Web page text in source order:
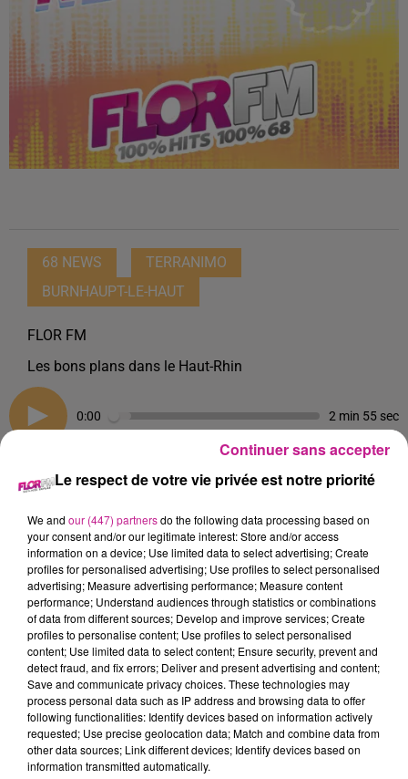
68 NEWS
TERRANIMO
BURNHAUPT-LE-HAUT
FLOR FM
Les bons plans dans le Haut-Rhin
0:00 2 min 55 sec
31 mai 2023 - 2 min 55 sec
68 NEWS DU 31 MAI
Retrouvez le 68 news du 31 mai avecTerranimoBurnhaupt-
le-Haut, votre animalerie dans le Haut-Rhin
Le respect de votre vie privée est notre priorité
We and our (447) partnersdo the following data processing based on
your consent and/or our legitimate interest: Store and/or access
information on a device; Use limited data to select advertising; Create
profiles for personalised advertising; Use profiles to select personalised
advertising; Measure advertising performance; Measure content
performance; Understand audiences through statistics or combinations
of data from different sources; Develop and improve services; Create
profiles to personalise content; Use profiles to select personalised
content; Use limited data to select content; Ensure security, prevent and
detect fraud, and fix errors; Deliver and present advertising and content;
Save and communicate privacy choices. These technologies may
process personal data such as IP address and browsing data to offer
following functionalities: Identify devices based on information actively
requested; Use precise geolocation data; Match and combine data from
other data sources; Link different devices; Identify devices based on
information transmitted automatically.
Continuer sans accepter